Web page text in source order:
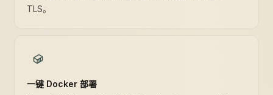
TLS。
一键 Docker 部署